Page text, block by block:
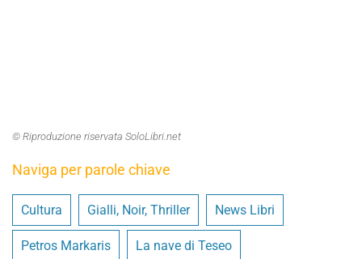
© Riproduzione riservata SoloLibri.net
Naviga per parole chiave
Cultura Gialli, Noir, Thriller News Libri
Petros Markaris La nave di Teseo